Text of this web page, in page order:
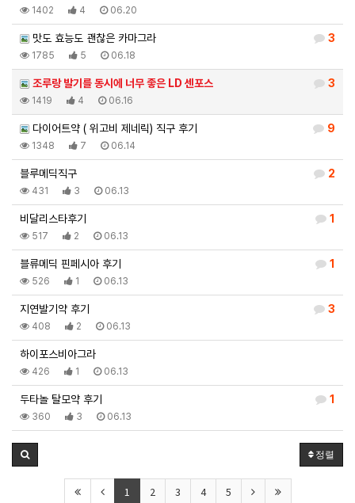
1402 4 06.20
3
맛도 효능도 괜찮은 카마그라
1785 5 06.18
3
조루랑 발기를 동시에 너무 좋은 LD 센포스
1419 4 06.16
9
다이어트약 ( 위고비 제네릭) 직구 후기
1348 7 06.14
2
블루메딕직구
431 3 06.13
1
비달리스타후기
517 2 06.13
1
블류메딕 핀페시아 후기
526 1 06.13
3
지연발기약 후기
408 2 06.13
하이포스비아그라
426 1 06.13
1
두타놀 탈모약 후기
360 3 06.13
정렬
1 2 3 4 5